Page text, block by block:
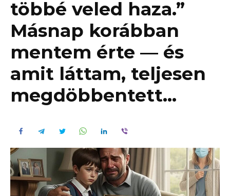
többé veled haza.”
Másnap korábban
mentem érte — és
amit láttam, teljesen
megdöbbentett…